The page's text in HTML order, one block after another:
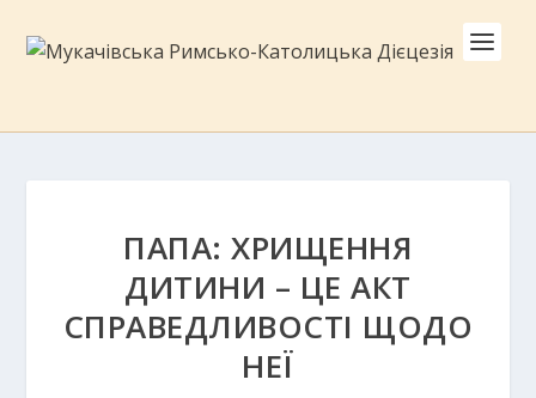
ПАПА: ХРИЩЕННЯ
ДИТИНИ – ЦЕ АКТ
СПРАВЕДЛИВОСТІ ЩОДО
НЕЇ